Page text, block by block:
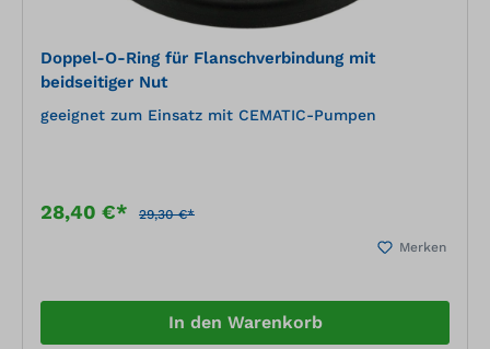
Doppel-O-Ring für Flanschverbindung mit
beidseitiger Nut
geeignet zum Einsatz mit CEMATIC-Pumpen
28,40 €* 29,30 €*
Merken
In den Warenkorb